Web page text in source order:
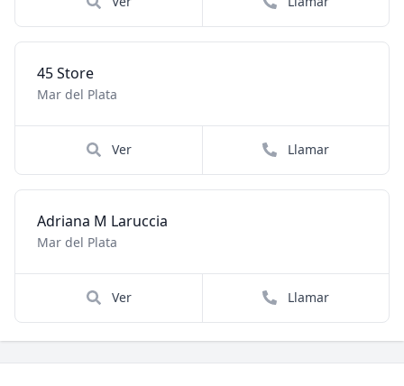
45 Store
Mar del Plata
Ver Llamar
Adriana M Laruccia
Mar del Plata
Ver Llamar